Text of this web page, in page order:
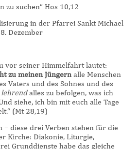
Haus
zu suchen“ Hos 10,12
in der Pfarrei Sankt Michael
Dezember
vor seiner Himmelfahrt lautet:
zu meinen Jüngern alle Menschen
Vaters und des Sohnes und des
lehrendalles zu befolgen, was ich
siehe, ich bin mit euch alle Tage
(Mt 28,19)
– diese drei Verben stehen für die
Kirche: Diakonie, Liturgie,
Grunddienste habe das gleiche